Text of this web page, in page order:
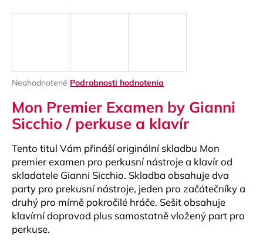
Priemerné
produktu
je
0,0
5
hviezdičiek.
Neohodnotené Podrobnosti hodnotenia
Mon Premier Examen by Gianni
Sicchio / perkuse a klavír
Tento titul Vám přináší originální skladbu Mon
premier examen pro perkusní nástroje a klavír od
skladatele Gianni Sicchio. Skladba obsahuje dva
party pro prekusní nástroje, jeden pro začátečníky a
druhý pro mírně pokročilé hráče. Sešit obsahuje
klavírní doprovod plus samostatně vložený part pro
perkuse.
n
ť
HĽADAŤ
O
d
p